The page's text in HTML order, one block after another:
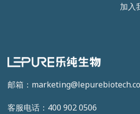
邮箱：
客服电话：400 902 0506
加入